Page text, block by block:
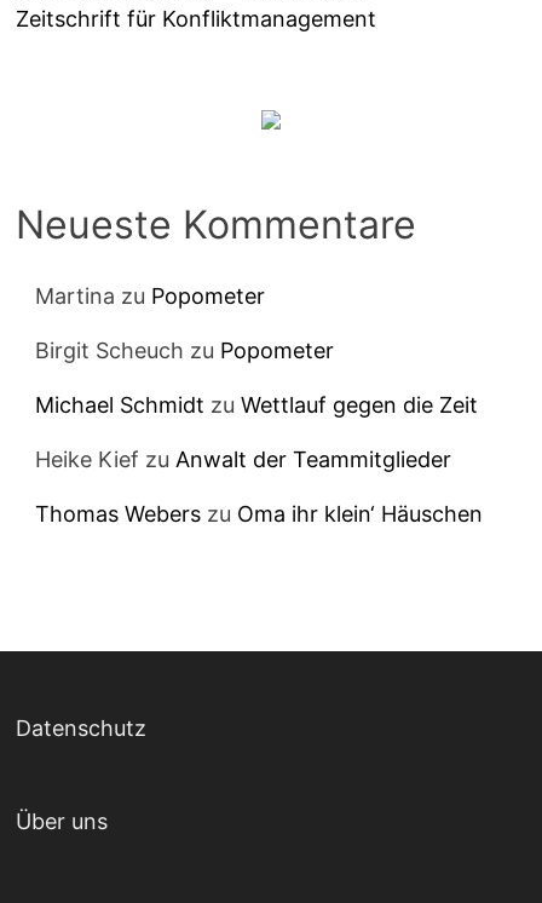
Zeitschrift für Konfliktmanagement
Neueste Kommentare
Martina zu Popometer
Birgit Scheuch zu Popometer
Michael Schmidt zuWettlauf gegen die Zeit
Heike Kief zuAnwalt der Teammitglieder
Thomas Webers zu Oma ihr klein‘ Häuschen
Datenschutz
Über uns